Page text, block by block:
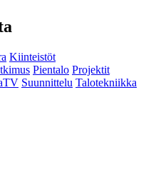
Kiinteistöt
Pientalo Projektit
Suunnittelu Talotekniikka